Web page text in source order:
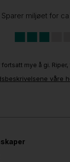
Sparer miljøet for
mye å gi.
våre